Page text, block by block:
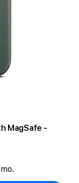
MagSafe -